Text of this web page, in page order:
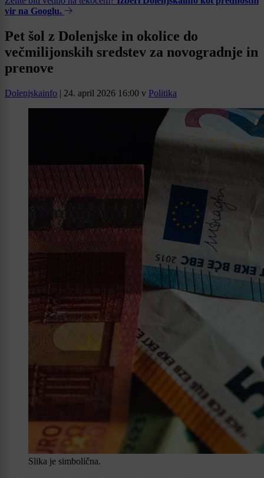
vir na Googlu.
Pet šol z Dolenjske in okolice do
večmilijonskih sredstev za novogradnje in
prenove
Dolenjskainfo | 24. april 2026 16:00 v Politika
Slika je simbolična.